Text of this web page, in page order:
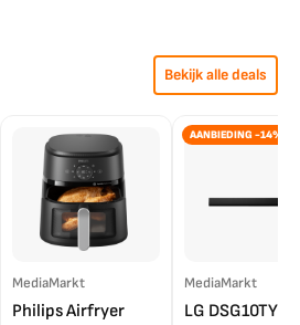
Bekijk alle deals
MediaMarkt
Philips Airfryer
AANBIEDING -14%
MediaMarkt
LG DSG10TY